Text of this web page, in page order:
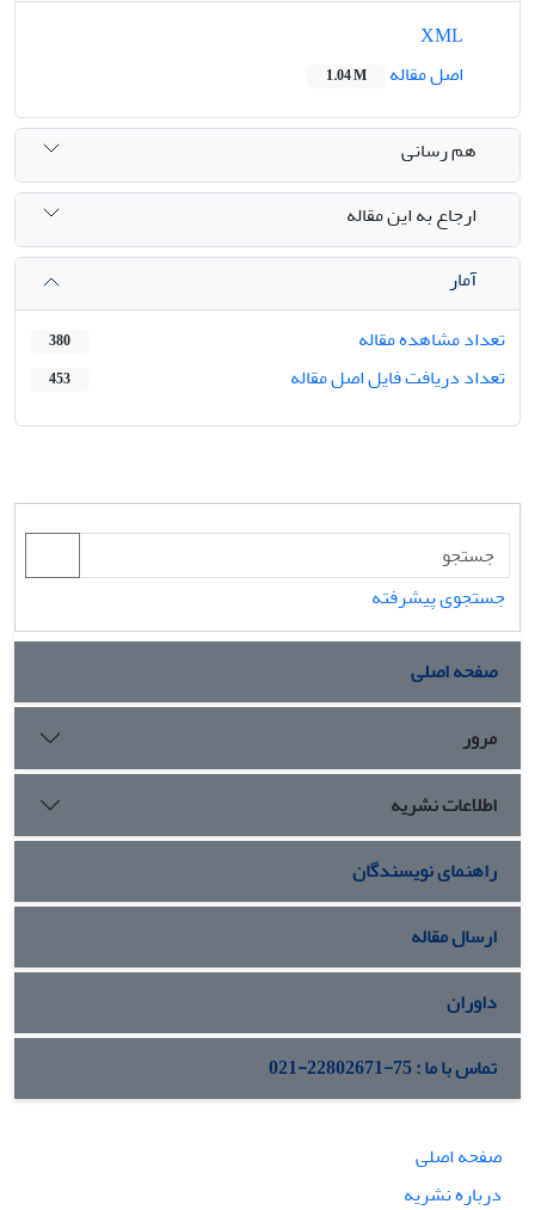
اصل مقاله
1.04 M
هم رسانی
ارجاع به این مقاله
آمار
تعداد مشاهده مقاله
380
تعداد دریافت فایل اصل مقاله 453
جستجوی پیشرفته
صفحه اصلی
مرور
اطلاعات نشریه
راهنمای نویسندگان
ارسال مقاله
داوران
تماس با ما : 75-22802671-021
صفحه اصلی
درباره نشریه